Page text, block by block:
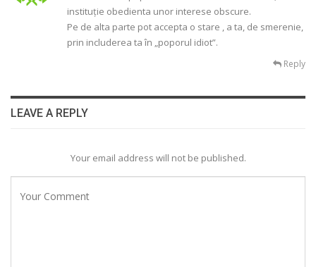
instituție obedienta unor interese obscure.
Pe de alta parte pot accepta o stare , a ta, de smerenie,
prin includerea ta în „poporul idiot”.
Reply
LEAVE A REPLY
Your email address will not be published.